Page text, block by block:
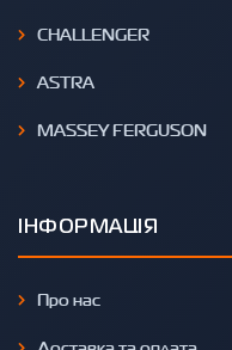
CHALLENGER
ASTRA
MASSEY FERGUSON
ІНФОРМАЦІЯ
Про нас